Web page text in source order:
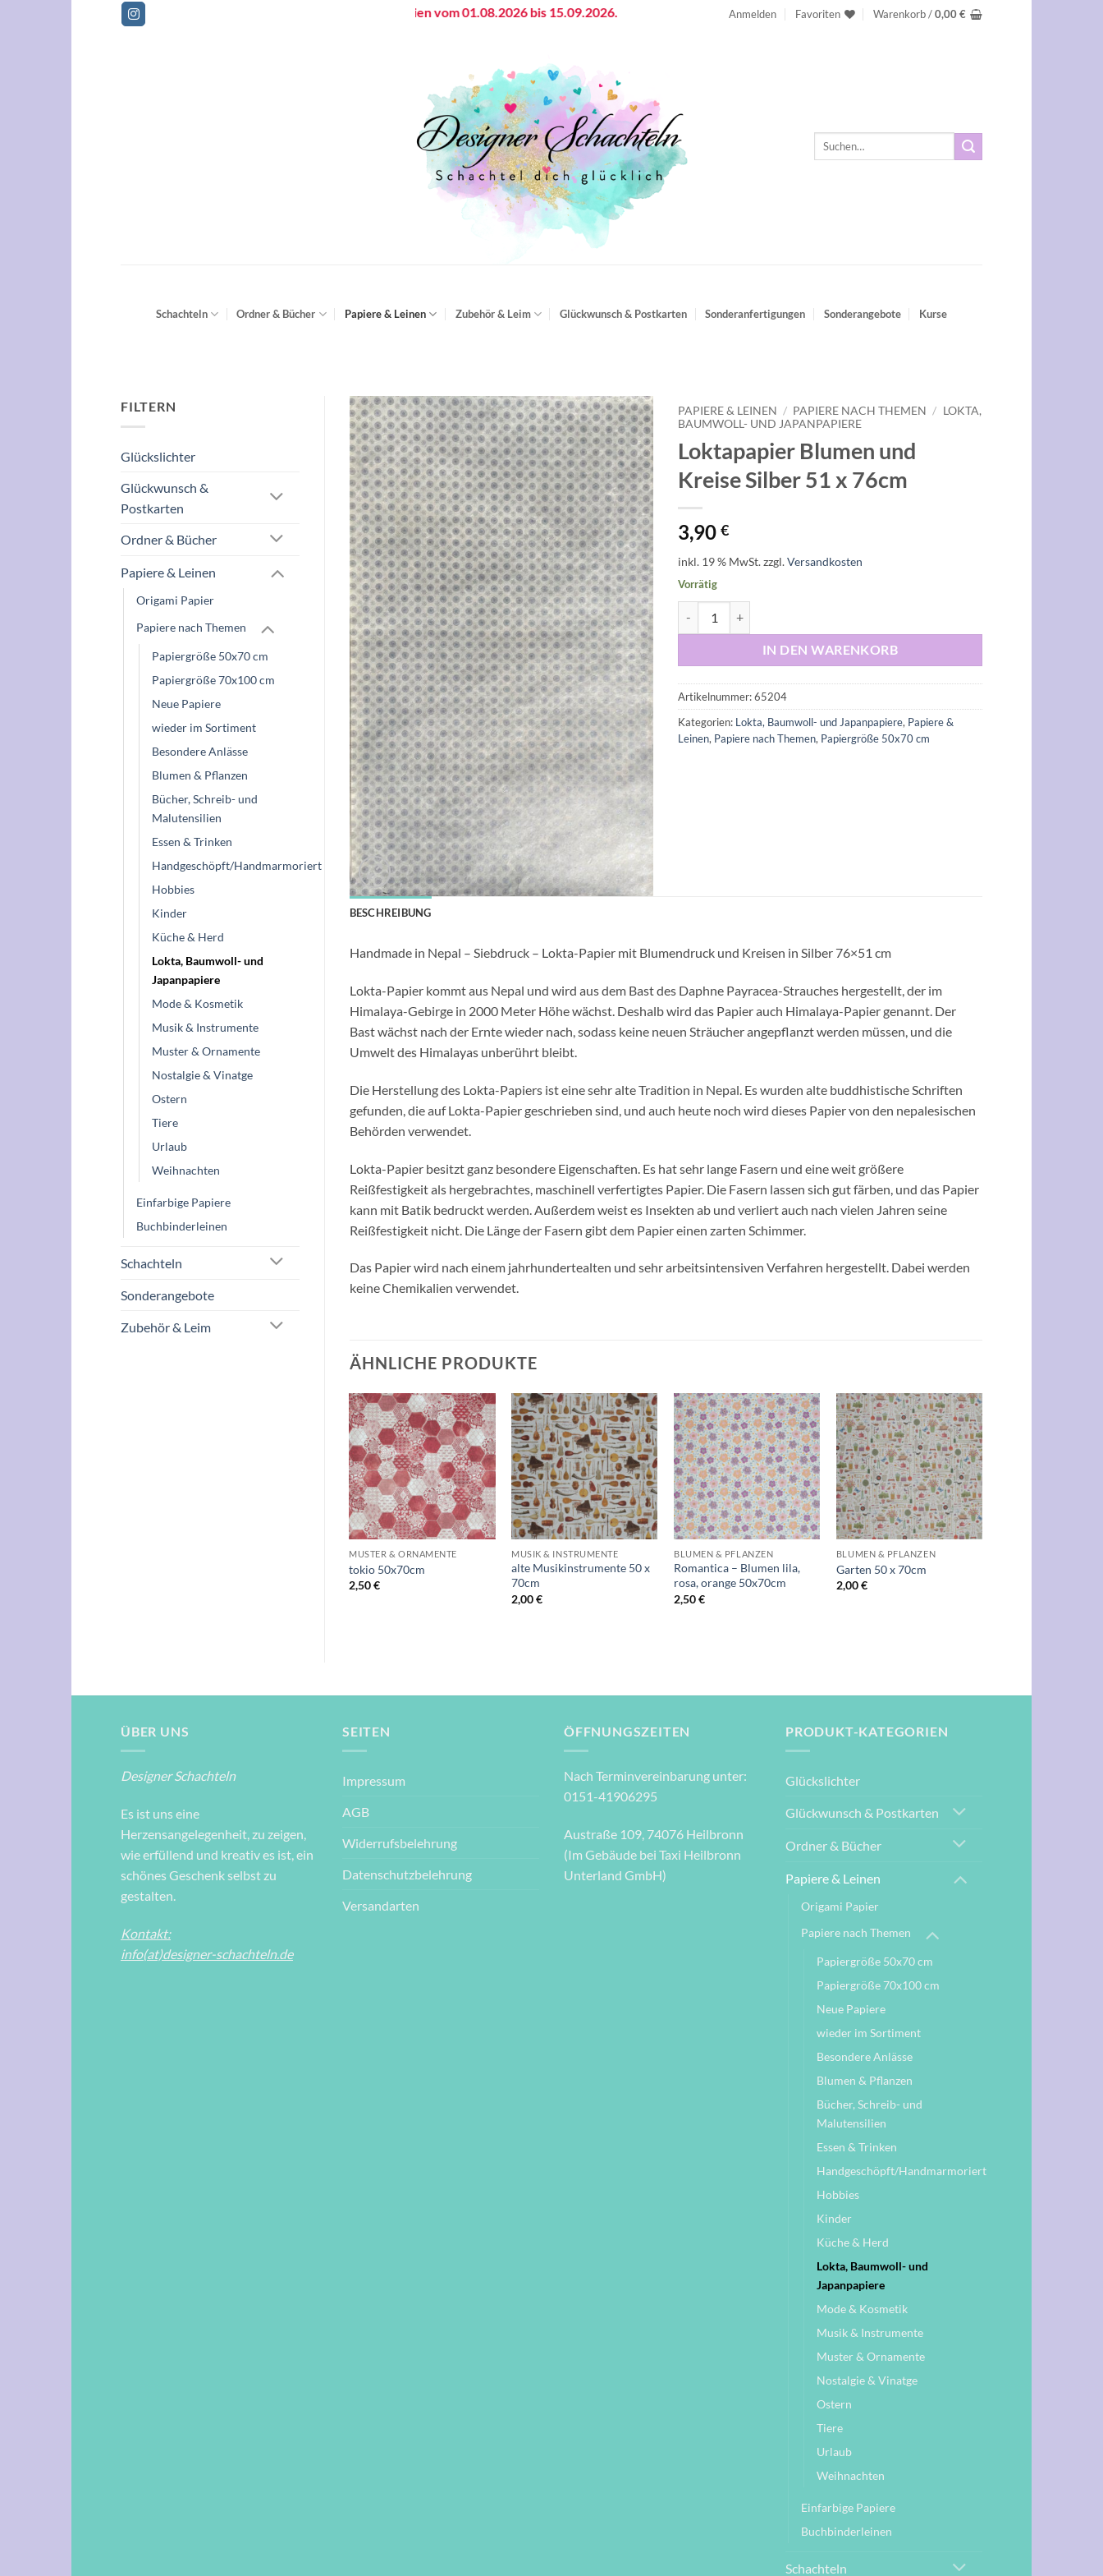
Betriebsferien vom 01.08.2026 bis 15.09.2026. Anmelden Favoriten Warenkorb /0,00€
Suchen
Schachteln Ordner & Bücher Papiere & Leinen Zubehör & Leim Glückwunsch & Postkarten Sonderanfertigungen Sonderangebote Kurse
FILTERN
Glückslichter
Glückwunsch &
Postkarten
Ordner & Bücher
Papiere & Leinen
Origami Papier
Papiere nach Themen
Papiergröße 50x70 cm
Papiergröße 70x100 cm
Neue Papiere
wieder im Sortiment
Besondere Anlässe
Blumen & Pflanzen
Bücher, Schreib- und
Malutensilien
Essen & Trinken
Handgeschöpft/Handmarmoriert
Hobbies
Kinder
Küche & Herd
Lokta, Baumwoll- und
Japanpapiere
Mode & Kosmetik
Musik & Instrumente
Muster & Ornamente
Nostalgie & Vinatge
Ostern
Tiere
Urlaub
Weihnachten
Einfarbige Papiere
Buchbinderleinen
Schachteln
Sonderangebote
Zubehör & Leim
Auf die
Wunschliste
PAPIERE & LEINEN / PAPIERE NACH THEMEN / LOKTA,
BAUMWOLL- UND JAPANPAPIERE
Loktapapier Blumen und
Kreise Silber 51 x 76cm
3,90€
inkl. 19 % MwSt.zzgl.Versandkosten
Vorrätig
IN DEN WARENKORB
Artikelnummer:65204
Kategorien: Lokta, Baumwoll- und Japanpapiere, Papiere &
Leinen, Papiere nach Themen, Papiergröße 50x70 cm
BESCHREIBUNG
Handmade in Nepal – Siebdruck – Lokta-Papier mit Blumendruck und Kreisen in Silber 76×51 cm
Lokta-Papier kommt aus Nepal und wird aus dem Bast des Daphne Payracea-Strauches hergestellt, der im
Himalaya-Gebirge in 2000 Meter Höhe wächst. Deshalb wird das Papier auch Himalaya-Papier genannt. Der
Bast wächst nach der Ernte wieder nach, sodass keine neuen Sträucher angepflanzt werden müssen, und die
Umwelt des Himalayas unberührt bleibt.
Die Herstellung des Lokta-Papiers ist eine sehr alte Tradition in Nepal. Es wurden alte buddhistische Schriften
gefunden, die auf Lokta-Papier geschrieben sind, und auch heute noch wird dieses Papier von den nepalesischen
Behörden verwendet.
Lokta-Papier besitzt ganz besondere Eigenschaften. Es hat sehr lange Fasern und eine weit größere
Reißfestigkeit als hergebrachtes, maschinell verfertigtes Papier. Die Fasern lassen sich gut färben, und das Papier
kann mit Batik bedruckt werden. Außerdem weist es Insekten ab und verliert auch nach vielen Jahren seine
Reißfestigkeit nicht. Die Länge der Fasern gibt dem Papier einen zarten Schimmer.
Das Papier wird nach einem jahrhundertealten und sehr arbeitsintensiven Verfahren hergestellt. Dabei werden
keine Chemikalien verwendet.
ÄHNLICHE PRODUKTE
Auf die
Wunschliste
+
MUSTER & ORNAMENTE
tokio 50x70cm
2,50€
Auf die
Wunschliste
+
MUSIK & INSTRUMENTE
alte Musikinstrumente 50 x
70cm
2,00€
Auf die
Wunschliste
+
BLUMEN & PFLANZEN
Romantica – Blumen lila,
rosa, orange 50x70cm
2,50€
Auf die
Wunschliste
+
BLUMEN & PFLANZEN
Garten 50 x 70cm
2,00€
ÜBER UNS
Designer Schachteln
Es ist uns eine
Herzensangelegenheit, zu zeigen,
wie erfüllend und kreativ es ist, ein
schönes Geschenk selbst zu
gestalten.
Kontakt:
info(at)designer-schachteln.de
SEITEN
Impressum
AGB
Widerrufsbelehrung
Datenschutzbelehrung
Versandarten
ÖFFNUNGSZEITEN
Nach Terminvereinbarung unter:
0151-41906295
Austraße 109, 74076 Heilbronn
(Im Gebäude bei Taxi Heilbronn
Unterland GmbH)
PRODUKT-KATEGORIEN
Glückslichter
Glückwunsch & Postkarten
Ordner & Bücher
Papiere & Leinen
Origami Papier
Papiere nach Themen
Papiergröße 50x70 cm
Papiergröße 70x100 cm
Neue Papiere
wieder im Sortiment
Besondere Anlässe
Blumen & Pflanzen
Bücher, Schreib- und
Malutensilien
Essen & Trinken
Handgeschöpft/Handmarmoriert
Hobbies
Kinder
Küche & Herd
Lokta, Baumwoll- und
Japanpapiere
Mode & Kosmetik
Musik & Instrumente
Muster & Ornamente
Nostalgie & Vinatge
Ostern
Tiere
Urlaub
Weihnachten
Einfarbige Papiere
Buchbinderleinen
Schachteln